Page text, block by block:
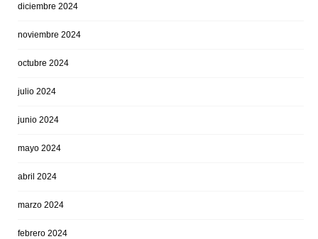
diciembre 2024
noviembre 2024
octubre 2024
julio 2024
junio 2024
mayo 2024
abril 2024
marzo 2024
febrero 2024